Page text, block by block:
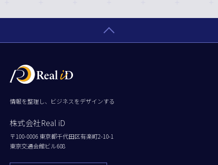
情報を整理し、ビジネスをデザインする
株式会社Real iD
〒100-0006 東京都千代田区有楽町2-10-1
東京交通会館ビル608